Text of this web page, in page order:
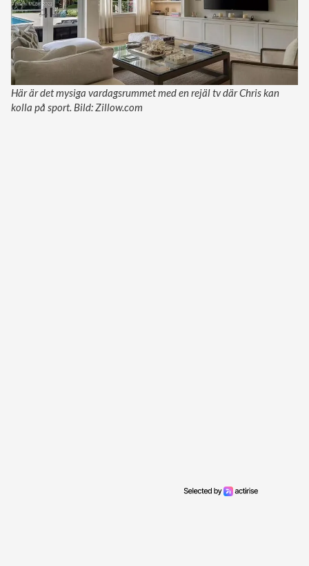
Här är det mysiga vardagsrummet med en rejäl tv där Chris kan
kolla på sport. Bild: Zillow.com